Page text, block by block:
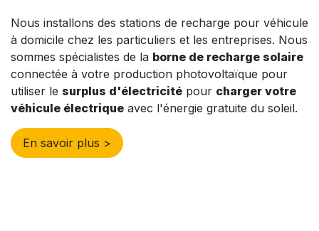
Nous installons des stations de recharge pour véhicule
à domicile chez les particuliers et les entreprises. Nous
sommes spécialistes de la borne de recharge solaire
connectée à votre production photovoltaïque pour
utiliser le surplus d'électricité pour charger votre
véhicule électrique avec l'énergie gratuite du soleil.
En savoir plus >